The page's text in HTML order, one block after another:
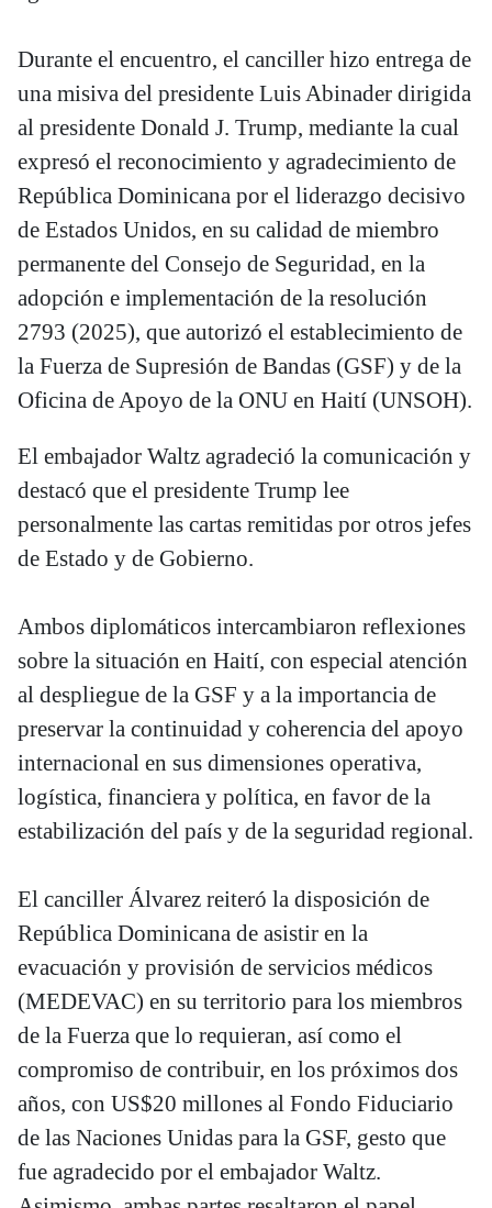
Durante el encuentro, el canciller hizo entrega de
una misiva del presidente Luis Abinader dirigida
al presidente Donald J. Trump, mediante la cual
expresó el reconocimiento y agradecimiento de
República Dominicana por el liderazgo decisivo
de Estados Unidos, en su calidad de miembro
permanente del Consejo de Seguridad, en la
adopción e implementación de la resolución
2793 (2025), que autorizó el establecimiento de
la Fuerza de Supresión de Bandas (GSF) y de la
Oficina de Apoyo de la ONU en Haití (UNSOH).
El embajador Waltz agradeció la comunicación y
destacó que el presidente Trump lee
personalmente las cartas remitidas por otros jefes
de Estado y de Gobierno.
Ambos diplomáticos intercambiaron reflexiones
sobre la situación en Haití, con especial atención
al despliegue de la GSF y a la importancia de
preservar la continuidad y coherencia del apoyo
internacional en sus dimensiones operativa,
logística, financiera y política, en favor de la
estabilización del país y de la seguridad regional.
El canciller Álvarez reiteró la disposición de
República Dominicana de asistir en la
evacuación y provisión de servicios médicos
(MEDEVAC) en su territorio para los miembros
de la Fuerza que lo requieran, así como el
compromiso de contribuir, en los próximos dos
años, con US$20 millones al Fondo Fiduciario
de las Naciones Unidas para la GSF, gesto que
fue agradecido por el embajador Waltz.